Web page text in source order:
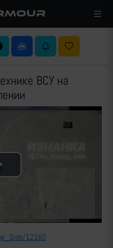
ВСУ на
12160